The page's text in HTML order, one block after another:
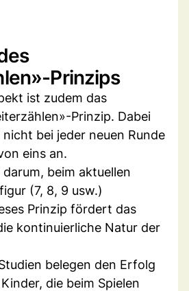
Prinzips
ist zudem das
Prinzip. Dabei
bei jeder neuen Runde
eins an.
beim aktuellen
(7, 8, 9 usw.)
Prinzip fördert das
kontinuierliche Natur der
belegen den Erfolg
die beim Spielen